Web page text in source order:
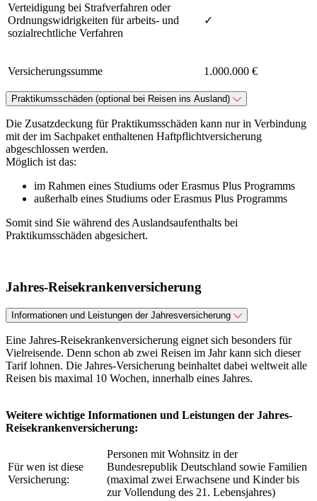
Verteidigung bei Strafverfahren oder
Ordnungswidrigkeiten für arbeits- und
sozialrechtliche Verfahren
✓
Versicherungssumme 1.000.000 €
Praktikumsschäden (optional bei Reisen ins Ausland)
Die Zusatzdeckung für Praktikumsschäden kann nur in Verbindung
mit der im Sachpaket enthaltenen Haftpflichtversicherung
abgeschlossen werden.
Möglich ist das:
im Rahmen eines Studiums oder Erasmus Plus Programms
außerhalb eines Studiums oder Erasmus Plus Programms
Somit sind Sie während des Auslandsaufenthalts bei
Praktikumsschäden abgesichert.
Jahres-Reisekrankenversicherung
Informationen und Leistungen der Jahresversicherung
Eine Jahres-Reisekrankenversicherung eignet sich besonders für
Vielreisende. Denn schon ab zwei Reisen im Jahr kann sich dieser
Tarif lohnen. Die Jahres-Versicherung beinhaltet dabei weltweit alle
Reisen bis maximal 10 Wochen, innerhalb eines Jahres.
Weitere wichtige Informationen und Leistungen der Jahres-
Reisekrankenversicherung:
Für wen ist diese
Versicherung:
Personen mit Wohnsitz in der
Bundesrepublik Deutschland sowie Familien
(maximal zwei Erwachsene und Kinder bis
zur Vollendung des 21. Lebensjahres)